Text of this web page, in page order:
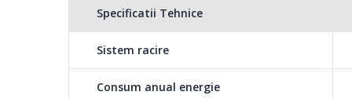
Specificatii Tehnice
Sistem racire
Consum anual energie